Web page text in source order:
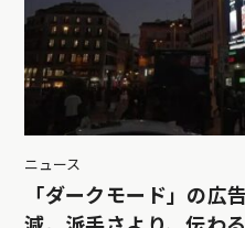
ニュース
「ダークモード」の広